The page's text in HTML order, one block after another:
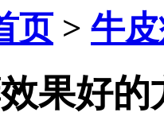
页> 牛
果好的